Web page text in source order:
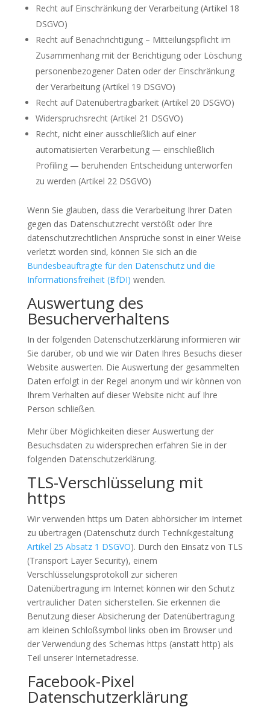
Recht auf Einschränkung der Verarbeitung (Artikel 18
DSGVO)
Recht auf Benachrichtigung – Mitteilungspflicht im
Zusammenhang mit der Berichtigung oder Löschung
personenbezogener Daten oder der Einschränkung
der Verarbeitung (Artikel 19 DSGVO)
Recht auf Datenübertragbarkeit (Artikel 20 DSGVO)
Widerspruchsrecht (Artikel 21 DSGVO)
Recht, nicht einer ausschließlich auf einer
automatisierten Verarbeitung — einschließlich
Profiling — beruhenden Entscheidung unterworfen
zu werden (Artikel 22 DSGVO)
Wenn Sie glauben, dass die Verarbeitung Ihrer Daten
gegen das Datenschutzrecht verstößt oder Ihre
datenschutzrechtlichen Ansprüche sonst in einer Weise
verletzt worden sind, können Sie sich an die
Bundesbeauftragte für den Datenschutz und die
Informationsfreiheit (BfDI) wenden.
Auswertung des
Besucherverhaltens
In der folgenden Datenschutzerklärung informieren wir
Sie darüber, ob und wie wir Daten Ihres Besuchs dieser
Website auswerten. Die Auswertung der gesammelten
Daten erfolgt in der Regel anonym und wir können von
Ihrem Verhalten auf dieser Website nicht auf Ihre
Person schließen.
Mehr über Möglichkeiten dieser Auswertung der
Besuchsdaten zu widersprechen erfahren Sie in der
folgenden Datenschutzerklärung.
TLS-Verschlüsselung mit
https
Wir verwenden https um Daten abhörsicher im Internet
zu übertragen (Datenschutz durch Technikgestaltung
Artikel 25 Absatz 1 DSGVO). Durch den Einsatz von TLS
(Transport Layer Security), einem
Verschlüsselungsprotokoll zur sicheren
Datenübertragung im Internet können wir den Schutz
vertraulicher Daten sicherstellen. Sie erkennen die
Benutzung dieser Absicherung der Datenübertragung
am kleinen Schloßsymbol links oben im Browser und
der Verwendung des Schemas https (anstatt http) als
Teil unserer Internetadresse.
Facebook-Pixel
Datenschutzerklärung